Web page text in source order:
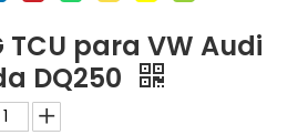
TCU para VW Audi
DQ250